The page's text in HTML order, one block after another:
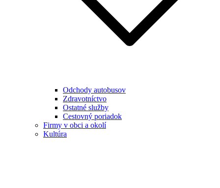
Odchody autobusov
Zdravotníctvo
Ostatné služby
Cestovný poriadok
Firmy v obci a okolí
Kultúra